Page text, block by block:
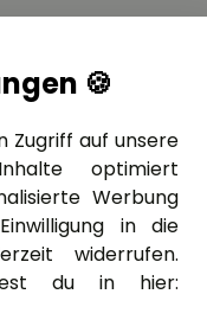
014
🍪
Zugriff auf unsere
optimiert
Werbung
in die
widerrufen.
du in hier: